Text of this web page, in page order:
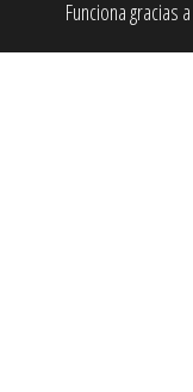
Funciona gracias a